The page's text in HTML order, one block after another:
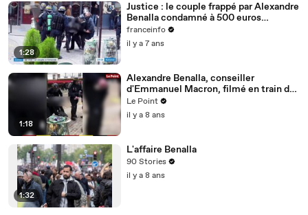
1:28
Justice : le couple frappé par Alexandre
Benalla condamné à 500 euros
d'amende
franceinfo
il y a 7 ans
1:18
Alexandre Benalla, conseiller
d'Emmanuel Macron, filmé en train de
frapper un manifestant lors de la
manifestation du 1er mai
Le Point
il y a 8 ans
1:32
L'affaire Benalla
90 Stories
il y a 8 ans